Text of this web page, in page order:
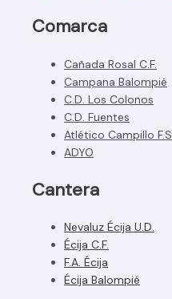
Comarca
Cañada Rosal C.F.
Campana Balompié
C.D. Los Colonos
C.D. Fuentes
Atlético Campillo F.S.
ADYO
Cantera
Nevaluz Écija U.D.
Écija C.F.
F.A. Écija
Écija Balompié